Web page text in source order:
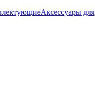
Аксессуары для